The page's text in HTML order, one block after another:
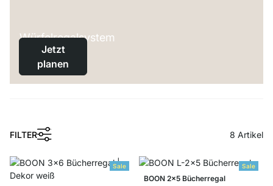
Würfelregalsystem
Jetzt
planen
FILTER
1
8 Artikel
Sale Sale
BOON 2x5 Bücherregal